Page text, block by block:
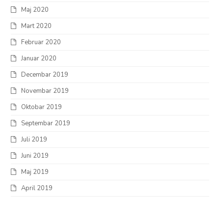
Maj 2020
Mart 2020
Februar 2020
Januar 2020
Decembar 2019
Novembar 2019
Oktobar 2019
Septembar 2019
Juli 2019
Juni 2019
Maj 2019
April 2019